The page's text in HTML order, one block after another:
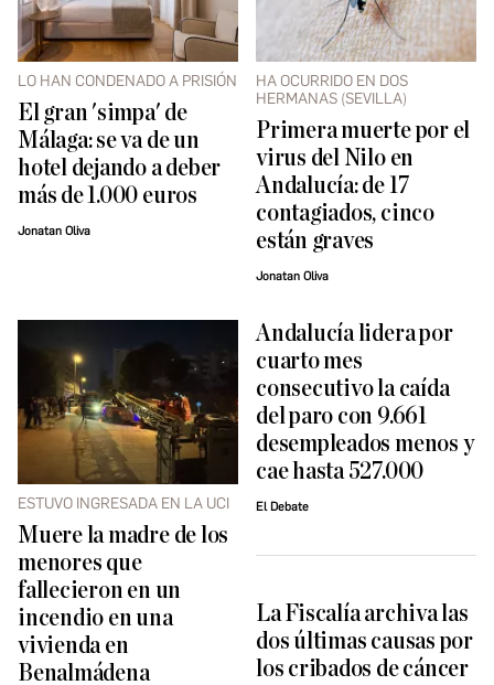
LO HAN CONDENADO A PRISIÓN
El gran 'simpa' de
Málaga: se va de un
hotel dejando a deber
más de 1.000 euros
Jonatan Oliva
HA OCURRIDO EN DOS
HERMANAS (SEVILLA)
Primera muerte por el
virus del Nilo en
Andalucía: de 17
contagiados, cinco
están graves
Jonatan Oliva
ESTUVO INGRESADA EN LA UCI
Muere la madre de los
menores que
fallecieron en un
incendio en una
vivienda en
Benalmádena
Andalucía lidera por
cuarto mes
consecutivo la caída
del paro con 9.661
desempleados menos y
cae hasta 527.000
El Debate
La Fiscalía archiva las
dos últimas causas por
los cribados de cáncer